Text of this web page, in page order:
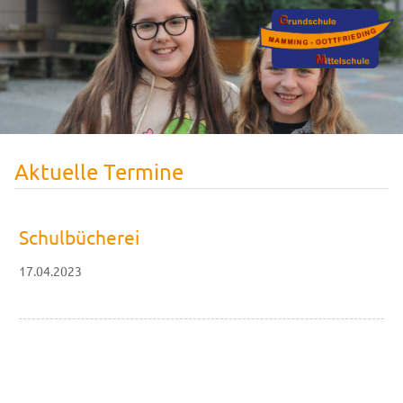
Aktuelle Termine
Schulbücherei
17.04.2023